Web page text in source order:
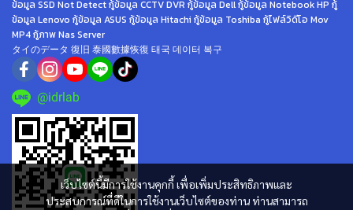
เว็บไซต์นี้มีการใช้งานคุกกี้ เพื่อเพิ่มประสิทธิภาพและ
ประสบการณ์ที่ดีในการใช้งานเว็บไซต์ของท่าน ท่านสามารถ
ข้อมูล SSD Not Detect กู้ข้อมูล CCTV DVR กู้ข้อมูล Dell กู้ข้อมูล Notebook HP กู้
ข้อมูล Lenovo กู้ข้อมูล ASUS กู้ข้อมูล Hitachi กู้ข้อมูล Toshiba กู้ไฟล์วิดีโอ Mov
MP4 กู้ภาพ Nas Server
タイのデータ 復旧 泰國數據恢復 태국 데이터 복구
@idrlab